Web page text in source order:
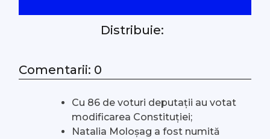
#Arhivă LIVE
Despre noi
Distribuie:
Comentarii: 0
Cu 86 de voturi deputații au votat
modificarea Constituției;
Natalia Moloșag a fost numită